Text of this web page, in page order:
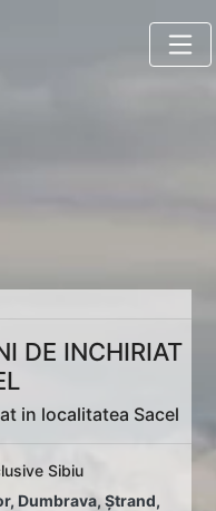
DE INCHIRIAT
in localitatea Sacel
Sibiu
,Dumbrava,Ștrand,